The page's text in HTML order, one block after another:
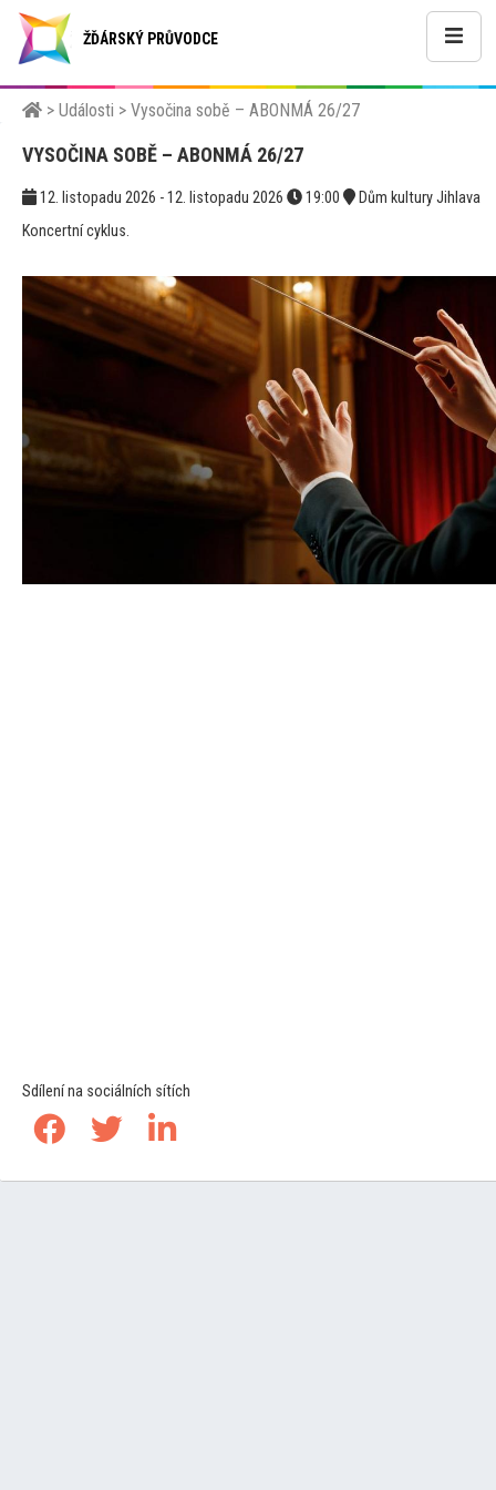
ŽĎÁRSKÝ PRŮVODCE
> Události > Vysočina sobě – ABONMÁ 26/27
VYSOČINA SOBĚ – ABONMÁ 26/27
12. listopadu 2026 - 12. listopadu 2026 19:00
Dům kultury Jihlava
Koncertní cyklus.
Sdílení na sociálních sítích